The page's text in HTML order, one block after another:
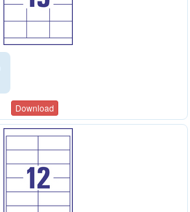
Download